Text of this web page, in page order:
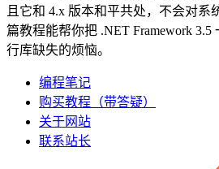
且它和 4.x 版本和平共处，不会对系
篇教程能帮你把 .NET Framework
行库缺失的烦恼。
编程笔记
购买教程（带答疑）
关于网站
联系站长